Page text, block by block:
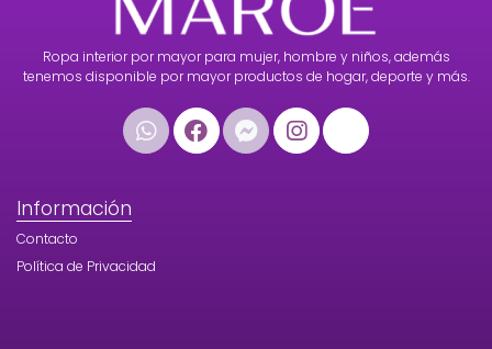
Ropa interior por mayor para mujer, hombre y niños, además
tenemos disponible por mayor productos de hogar, deporte y más.
Información
Contacto
Política de Privacidad